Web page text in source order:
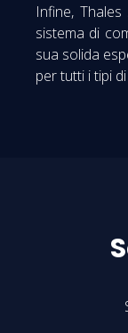
Infine,
sistema di
sua solida
per tutti i tipi